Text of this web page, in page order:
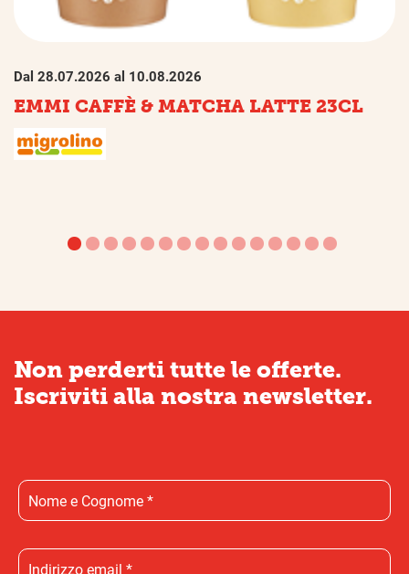
Dal 28.07.2026 al 10.08.2026
EMMI CAFFÈ & MATCHA LATTE 23CL
Non perderti tutte le offerte.
Iscriviti alla nostra newsletter.